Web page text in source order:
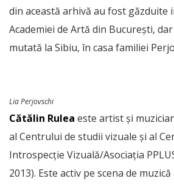
din această arhivă au fost găzduite
Academiei de Artă din București,
mutată la Sibiu, în casa familiei
Lia Perjovschi
Cătălin Rulea este artist și
al Centrului de studii vizuale și al
Introspecție Vizuală/Asociația
2013). Este activ pe scena de